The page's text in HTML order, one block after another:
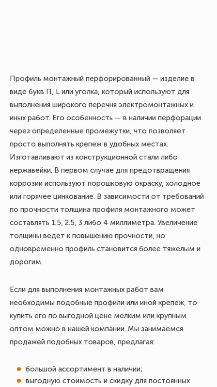
Профиль монтажный перфорированный — изделие в
виде букв П, L или уголка, который используют для
выполнения широкого перечня электромонтажных и
иных работ. Его особенность — в наличии перфорации
через определенные промежутки, что позволяет
просто выполнять крепеж в удобных местах.
Изготавливают из конструкционной стали либо
нержавейки. В первом случае для предотвращения
коррозии используют порошковую окраску, холодное
или горячее цинкование. В зависимости от требований
по прочности толщина профиля монтажного может
составлять 1.5, 2.5, 3 либо 4 миллиметра. Увеличение
толщины ведет к повышению прочности, но
одновременно профиль становится более тяжелым и
дорогим.
Если для выполнения монтажных работ вам
необходимы подобные профили или иной крепеж, то
купить его по выгодной цене мелким или крупным
оптом можно в нашей компании. Мы занимаемся
продажей подобных товаров, предлагая:
большой ассортимент в наличии;
выгодную стоимость и скидку для постоянных